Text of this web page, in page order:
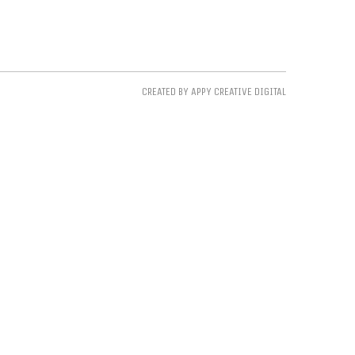
CREATED BY APPY CREATIVE DIGITAL